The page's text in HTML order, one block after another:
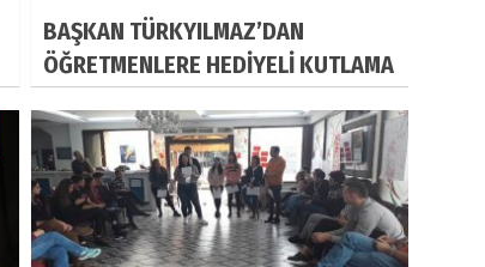
BAŞKAN TÜRKYILMAZ’DAN
ÖĞRETMENLERE HEDİYELİ KUTLAMA